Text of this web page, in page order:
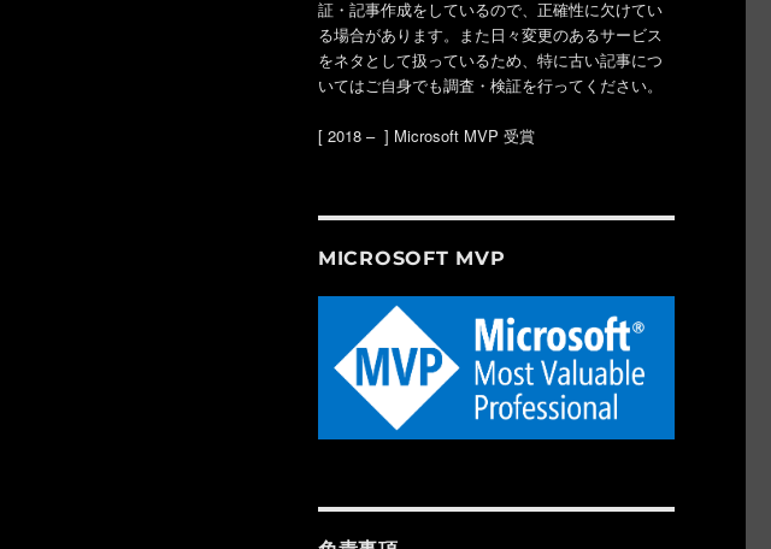
証・記事作成をしているので、正確性に欠けてい
る場合があります。また日々変更のあるサービス
をネタとして扱っているため、特に古い記事につ
いてはご自身でも調査・検証を行ってください。
[ 2018 – ] Microsoft MVP 受賞
MICROSOFT MVP